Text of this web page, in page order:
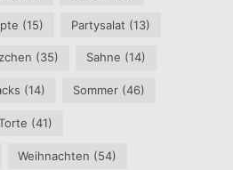
(15) Partysalat (13)
(35) Sahne (14)
(14) Sommer(46)
(41)
Weihnachten (54)